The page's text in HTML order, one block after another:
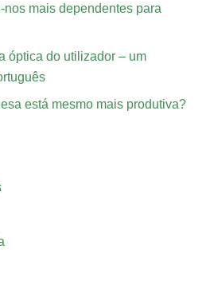
nos mais dependentes para
óptica do utilizador – um
está mesmo mais produtiva?